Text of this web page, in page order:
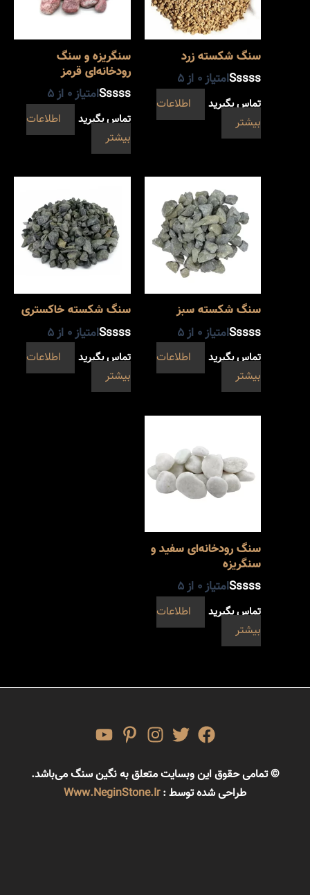
سنگ شکسته زرد
امتیاز0 از 5
تماس بگیرید
اطلاعات
بیشتر
سنگریزه و سنگ
رودخانه‌ای قرمز
امتیاز0 از 5
تماس بگیرید
اطلاعات
بیشتر
سنگ شکسته سبز
امتیاز0 از 5
تماس بگیرید
اطلاعات
بیشتر
سنگ شکسته خاکستری
امتیاز0 از 5
تماس بگیرید
اطلاعات
بیشتر
سنگ رودخانه‌ای سفید و
سنگریزه
امتیاز0 از 5
تماس بگیرید
اطلاعات
بیشتر
© تمامی حقوق این وبسایت متعلق به نگین سنگ می‌باشد.
طراحی شده توسط :Www.NeginStone.ir